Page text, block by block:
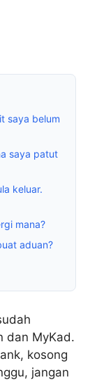
saya belum
saya patut
keluar.
mana?
aduan?
dan MyKad.
kosong
jangan